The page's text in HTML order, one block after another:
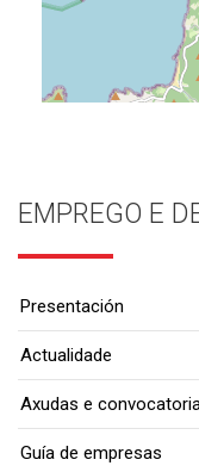
EMPREGO E
Presentación
Actualidade
Axudas e
Guía de empresas